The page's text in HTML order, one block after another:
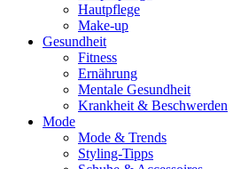
Hautpflege
Make-up
Gesundheit
Fitness
Ernährung
Mentale Gesundheit
Krankheit & Beschwerden
Mode
Mode & Trends
Styling-Tipps